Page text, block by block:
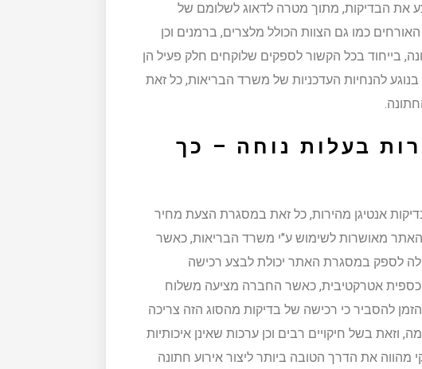
את הבדיקות, מתוך מטרה לדאוג לשלומם של
כמו גם הצוות הכולל מלצרים, ברמנים וכן
בייחוד בכל הקשור לספקים שלוקחים חלק פעיל הן
בנוגע להנחיות העדכניות של משרד הבריאות, כל זאת
בעלות נוחה – כך
אנטיגן מהירות, כל זאת במסגרת הצעת מחיר
האתר מאושרות לשימוש ע"י משרד הבריאות, כאשר
לספק במסגרת האתר יכולת לבצע רכישה
כספית אטרקטיבית, כאשר החברה מציעה משלוח
להסביר כי רכישה של בדיקות מהסוג הזה צריכה
בשל חיקויים רבים וכן ערכות שאינן איכותיות
את הדרך הטובה ביותר ליצור אירוע חתונה